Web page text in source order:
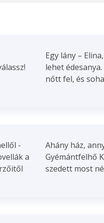
Egy lány –
lehet
nőtt fel, és
-
a
Ahány ház,
Gyémántfelhő
szedett most